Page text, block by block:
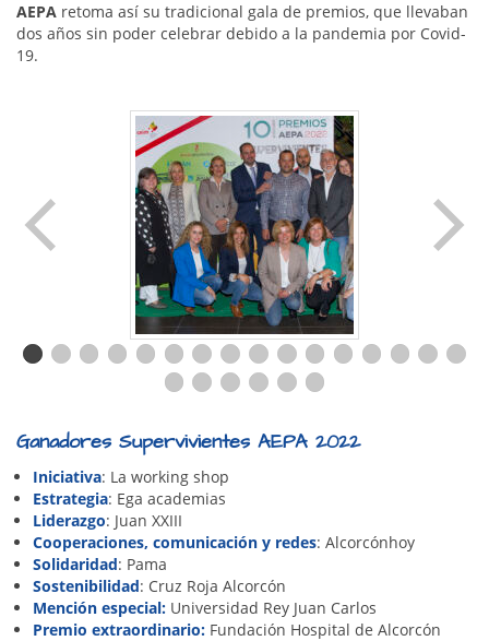
AEPA retoma así su tradicional gala de premios, que llevaban
dos años sin poder celebrar debido a la pandemia por Covid-
19.
Ganadores Supervivientes AEPA 2022
Iniciativa: La working shop
Estrategia: Ega academias
Liderazgo: Juan XXIII
Cooperaciones, comunicación y redes: Alcorcónhoy
Solidaridad: Pama
Sostenibilidad: Cruz Roja Alcorcón
Mención especial: Universidad Rey Juan Carlos
Premio extraordinario: Fundación Hospital de Alcorcón